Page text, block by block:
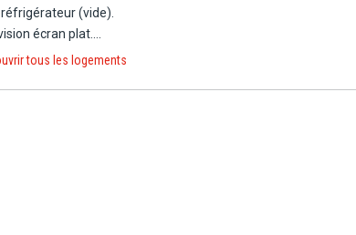
(vide).
écran plat.
tous les logements